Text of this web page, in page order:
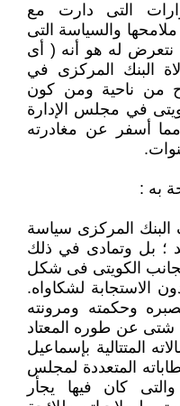
التى دارت مع
ملامحها والسياسة التى
نتعرض له هو أنه ( أى
البنك المركزى في
من ناحية ومن كون
في مجلس الإدارة
أسفر عن مغادرته
به :
المركزى سياسة
؛ بل وتمادى في ذلك
الكويتى فى شكل
الاستجابة لشكاواه.
وحكمته ومرونته
عن طوره المعتاد
المتتالية بإسماعيل
المتعددة لمجلس
والتى كان فيها يجأر